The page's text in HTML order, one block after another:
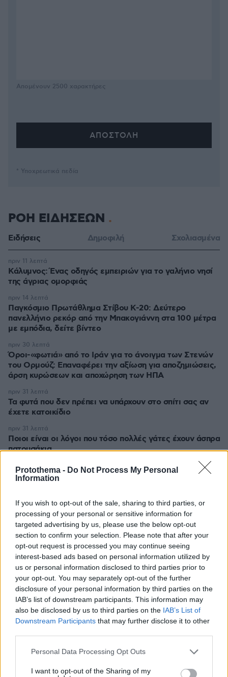
Protothema - Do Not Process My Personal
Information
If you wish to opt-out of the sale, sharing to third parties, or
processing of your personal or sensitive information for
targeted advertising by us, please use the below opt-out
section to confirm your selection. Please note that after your
opt-out request is processed you may continue seeing
interest-based ads based on personal information utilized by
us or personal information disclosed to third parties prior to
your opt-out. You may separately opt-out of the further
disclosure of your personal information by third parties on the
IAB’s list of downstream participants. This information may
also be disclosed by us to third parties on the IAB’s List of
Downstream Participants that may further disclose it to other
Please note that this website/app uses one or more Google
not limited to your visit or usage behaviour. You may click to
Personal Data Processing Opt Outs
I want to opt-out of the Sharing of my
Απομένουν 2500 χαρακτήρες
* Υποχρεωτικά πεδία
ΡΟΗ ΕΙΔΗΣΕΩΝ
Ειδήσεις Δημοφιλή Σχολιασμένα
Κάλυμνος: Ένας οδηγός εμπειριών για το γαλήνιο νησί
της άγριας ομορφιάς
πριν 11 λεπτά
Παγκόσμιο Πρωτάθλημα Στίβου Κ-20: Δεύτερο
πανελλήνιο ρεκόρ από την Μπακογιάννη στα 100 μέτρα
με εμπόδια, δείτε βίντεο
πριν 14 λεπτά
Όροι-«φωτιά» από το Ιράν για το άνοιγμα των Στενών
του Ορμούζ: Επαναφέρει την αξίωση για αποζημιώσεις,
άρση κυρώσεων και αποχώρηση των ΗΠΑ
πριν 30 λεπτά
Τα φυτά που δεν πρέπει να υπάρχουν στο σπίτι σας αν
έχετε κατοικίδιο
πριν 31 λεπτά
Ποιοι είναι οι λόγοι που τόσο πολλές γάτες έχουν άσπρα
πατουσάκια
πριν 31 λεπτά
Δύο νέοι ξενώνες παραδόθηκαν στις Ένοπλες Δυνάμεις
πριν 32 λεπτά
Δεν μπορείτε να κοιμηθείτε με τη ζέστη; Το
απροσδόκητο κόλπο που θα σας βοηθήσει
πριν 41 λεπτά
Άγριος ξυλοδαρμός 51χρονου στο Ρέθυμνο, πέντε
συλλήψεις
πριν 42 λεπτά
Συγκίνηση στη Νέα Φιλαδέλφεια τρία χρόνια μετά τη
δολοφονία του Μιχάλη Κατσουρή: ΑΕΚ και Athens
Kallithea τίμησαν τη μνήμη του, δείτε βίντεο και
φωτογραφίες
πριν μία ώρα
της Καρυστιανού, της ζητά να τον προστατέψει:
κόμματος